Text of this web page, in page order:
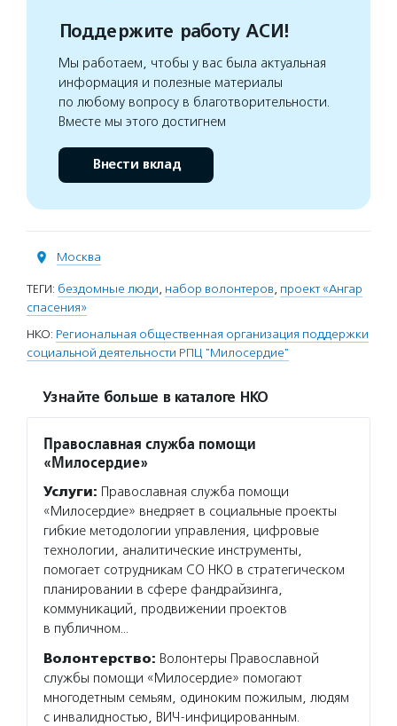
Поддержите работу АСИ!
Мы работаем, чтобы у вас была актуальная
информация и полезные материалы
по любому вопросу в благотворительности.
Вместе мы этого достигнем
Внести вклад
Москва
ТЕГИ: бездомные люди, набор волонтеров, проект «Ангар
спасения»
НКО: Региональная общественная организация поддержки
социальной деятельности РПЦ "Милосердие"
Узнайте больше в каталоге НКО
Православная служба помощи
«Милосердие»
Услуги: Православная служба помощи
«Милосердие» внедряет в социальные проекты
гибкие методологии управления, цифровые
технологии, аналитические инструменты,
помогает сотрудникам СО НКО в стратегическом
планировании в сфере фандрайзинга,
коммуникаций, продвижении проектов
в публичном…
Волонтерство: Волонтеры Православной
службы помощи «Милосердие» помогают
многодетным семьям, одиноким пожилым, людям
с инвалидностью, ВИЧ-инфицированным.